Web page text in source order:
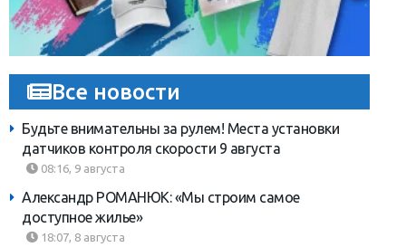
Все новости
Будьте внимательны за рулем! Места установки
датчиков контроля скорости 9 августа
08:16, 9 августа
Александр РОМАНЮК: «Мы строим самое
доступное жилье»
18:07, 8 августа